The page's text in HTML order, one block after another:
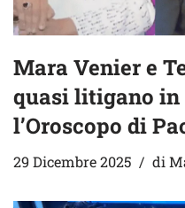
Mara Venier e
quasi litigano
l’Oroscopo di
29 Dicembre 2025 di